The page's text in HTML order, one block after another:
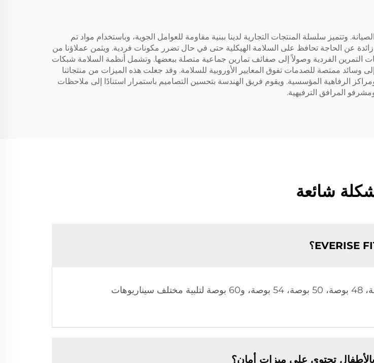
وتتميز سلسلة المنتجات التجارية لدينا ببنية مقاومة للعوامل الجوية، وباستخدام مواد تم
عن الحاجة تحافظ على السلامة الهيكلية حتى في حال تضرر مكونات فردية. ويثمن عملاؤنا من
التمرين الفردية وصولاً إلى صفائف تمارين جماعية متصلة ببعضها. وتشمل أنظمة السلامة شبكات
وسائد ممتصة للصدمات تفوق المعايير الأوروبية للسلامة. وقد جعلت هذه الميزات من منتجاتنا
الرفاهية المؤسسية. ويقوم فريق الهندسة بتحسين التصاميم باستمرار استنادًا إلى ملاحظات
المرافق الترفيهية.
شائعة
تشمل الأحجام 32 بوصة، 36 بوصة، 38 بوصة، 40 بوصة، 45 بوصة، 48 بوصة، 50 بوصة، 54 بوصة، و60 بوصة لتلبية مختلف سيناريوهات